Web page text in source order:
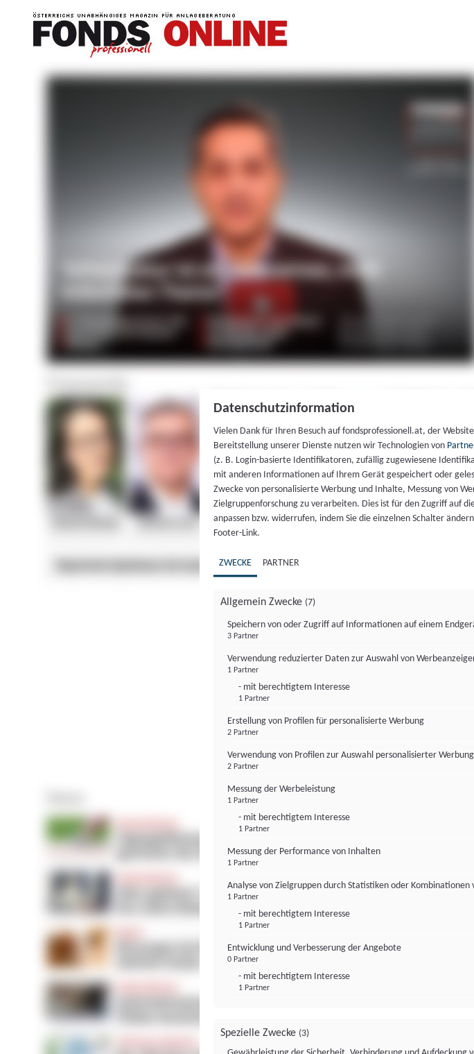
Datenschutzinformation
Vielen Dank für Ihren Besuch auf fondsprofessionell.at, der
Bereitstellung unserer Dienste nutzen wir Technologien von
(z. B. Login-basierte Identifikatoren, zufällig zugewiesene
mit anderen Informationen auf Ihrem Gerät gespeichert oder
Zwecke von personalisierte Werbung und Inhalte, Messung von
Zielgruppenforschung zu verarbeiten. Dies ist für den Zugriff auf
anpassen bzw. widerrufen, indem Sie die einzelnen Schalter
Footer-Link.
ZWECKE PARTNER
Allgemein Zwecke (7)
Speichern von oder Zugriff auf Informationen auf einem
3 Partner
Verwendung reduzierter Daten zur Auswahl von
1 Partner
- mit berechtigtem Interesse
1 Partner
Erstellung von Profilen für personalisierte Werbung
2 Partner
Verwendung von Profilen zur Auswahl personalisierter Werbung
2 Partner
Messung der Werbeleistung
1 Partner
- mit berechtigtem Interesse
1 Partner
Messung der Performance von Inhalten
1 Partner
Analyse von Zielgruppen durch Statistiken oder Kombinationen
1 Partner
- mit berechtigtem Interesse
1 Partner
Entwicklung und Verbesserung der Angebote
0 Partner
- mit berechtigtem Interesse
1 Partner
Spezielle Zwecke (3)